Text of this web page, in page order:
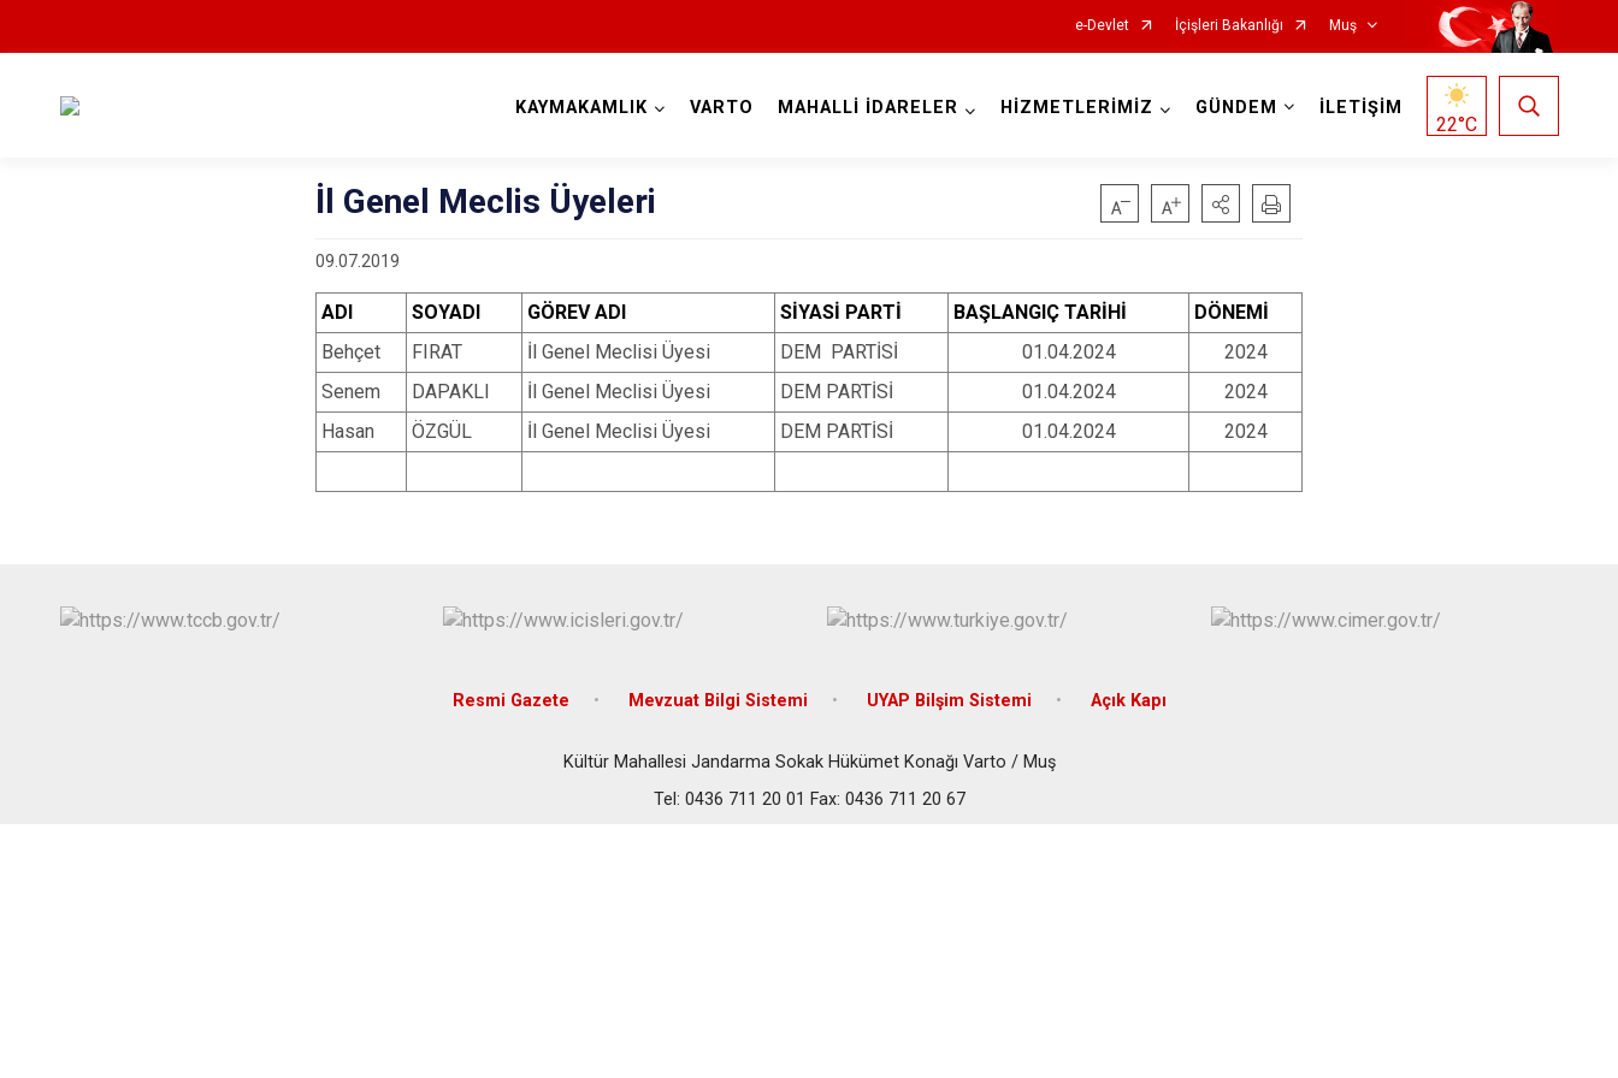
e-Devlet İçişleri Bakanlığı Muş
Bulanık
Hasköy
KAYMAKAMLIK VARTO MAHALLİ İDARELER HİZMETLERİMİZ GÜNDEM İLETİŞİM
22°C
İl Genel Meclis Üyeleri
09.07.2019
ADI SOYADI GÖREV ADI SİYASİ PARTİ BAŞLANGIÇ TARİHİ
DÖNEMİ
Behçet
FIRAT İl Genel Meclisi Üyesi DEM PARTİSİ 01.04.2024
2024
Senem
DAPAKLI İl Genel Meclisi Üyesi DEM PARTİSİ 01.04.2024
2024
Hasan
ÖZGÜL İl Genel Meclisi Üyesi DEM PARTİSİ 01.04.2024 2024
Resmi Gazete Mevzuat Bilgi Sistemi UYAP Bilşim Sistemi Açık Kapı
Kültür Mahallesi Jandarma Sokak Hükümet Konağı Varto / Muş
Tel: 0436 711 20 01 Fax: 0436 711 20 67